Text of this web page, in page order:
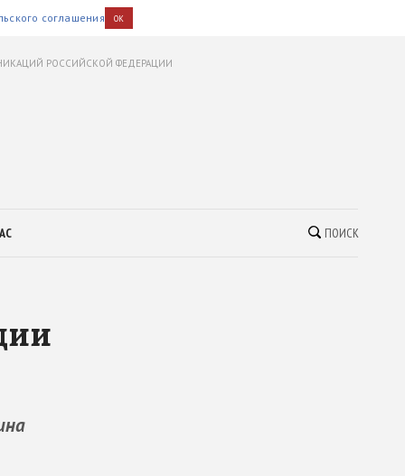
соглашения OK
РОССИЙСКОЙ ФЕДЕРАЦИИ
ПОИСК